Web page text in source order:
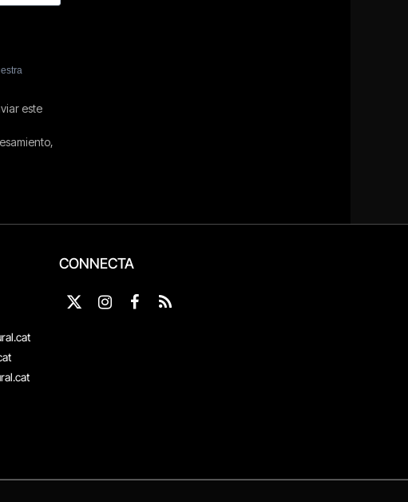
CONNECTA
X
Instagram
Facebook
RSS